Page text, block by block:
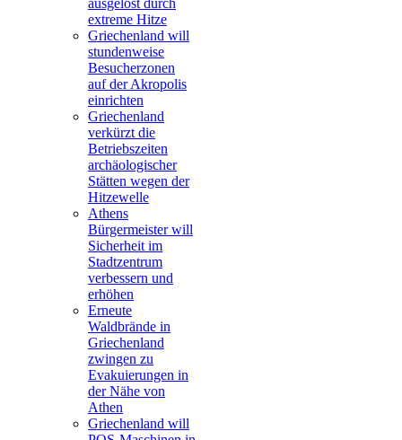
ausgelöst durch
extreme Hitze
Griechenland will
stundenweise
Besucherzonen
auf der Akropolis
einrichten
Griechenland
verkürzt die
Betriebszeiten
archäologischer
Stätten wegen der
Hitzewelle
Athens
Bürgermeister will
Sicherheit im
Stadtzentrum
verbessern und
erhöhen
Erneute
Waldbrände in
Griechenland
zwingen zu
Evakuierungen in
der Nähe von
Athen
Griechenland will